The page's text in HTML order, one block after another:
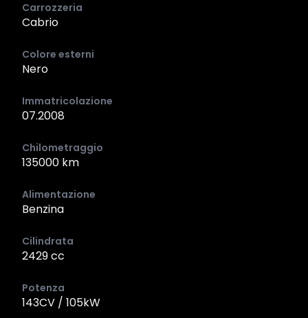
Carrozzeria
Cabrio
Colore esterni
Nero
Immatricolazione
07.2008
Chilometraggio
135000 km
Alimentazione
Benzina
Cilindrata
2429 cc
Potenza
143CV / 105kW